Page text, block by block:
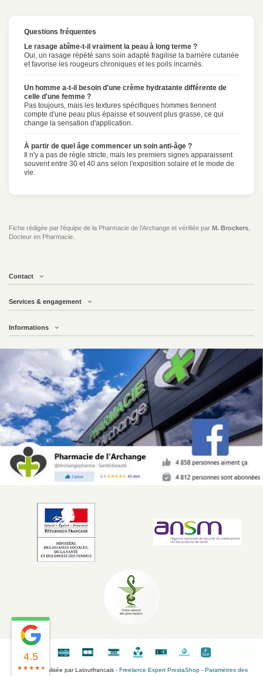
Questions fréquentes
Le rasage abîme-t-il vraiment la peau à long terme ?
Oui, un rasage répété sans soin adapté fragilise la barrière cutanée
et favorise les rougeurs chroniques et les poils incarnés.
Un homme a-t-il besoin d'une crème hydratante différente de
celle d'une femme ?
Pas toujours, mais les textures spécifiques hommes tiennent
compte d'une peau plus épaisse et souvent plus grasse, ce qui
change la sensation d'application.
À partir de quel âge commencer un soin anti-âge ?
Il n'y a pas de règle stricte, mais les premiers signes apparaissent
souvent entre 30 et 40 ans selon l'exposition solaire et le mode de
vie.
Fiche rédigée par l'équipe de la Pharmacie de l'Archange et vérifiée par M. Brockers
Docteur en Pharmacie.
Contact
Services & engagement
Informations
4.5
Boutique réalisée par Latoutfrancais - Freelance Expert PrestaShop - Paramètres des